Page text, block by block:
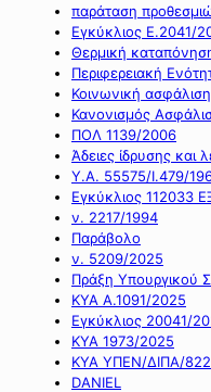
παράταση
Εγκύκλιος Ε.2041/
Θερμική
Περιφερειακή
Κοινωνική ασφάλιση
Κανονισμός
ΠΟΛ 1139/2006
Άδειες ίδρυσης και
Υ.Α. 55575/Ι.479/
Εγκύκλιος 112033
ν. 2217/1994
Παράβολο
ν. 5209/2025
Πράξη Υπουργικού
ΚΥΑ Α.1091/2025
Εγκύκλιος 20041/
ΚΥΑ 1973/2025
ΚΥΑ ΥΠΕΝ/ΔΙΠΑ/
DANIEL